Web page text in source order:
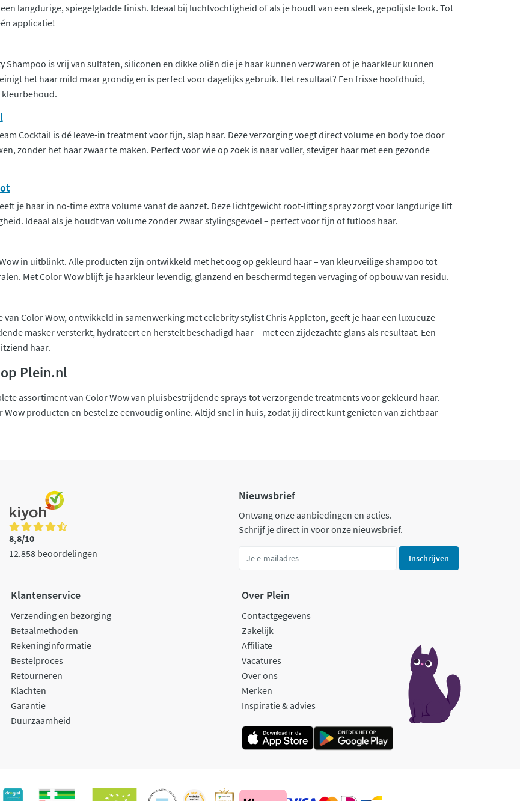
langdurige, spiegelgladde finish. Ideaal bij luchtvochtigheid of als je houdt van een sleek, gepolijste look. Tot
applicatie!
Shampoo is vrij van sulfaten, siliconen en dikke oliën die je haar kunnen verzwaren of je haarkleur kunnen
het haar mild maar grondig en is perfect voor dagelijks gebruik. Het resultaat? Een frisse hoofdhuid,
kleurbehoud.
Cocktail is dé leave-in treatment voor fijn, slap haar. Deze verzorging voegt direct volume en body toe door
zonder het haar zwaar te maken. Perfect voor wie op zoek is naar voller, steviger haar met een gezonde
je haar in no-time extra volume vanaf de aanzet. Deze lichtgewicht root-lifting spray zorgt voor langdurige lift
Ideaal als je houdt van volume zonder zwaar stylingsgevoel – perfect voor fijn of futloos haar.
in uitblinkt. Alle producten zijn ontwikkeld met het oog op gekleurd haar – van kleurveilige shampoo tot
Met Color Wow blijft je haarkleur levendig, glanzend en beschermd tegen vervaging of opbouw van residu.
van Color Wow, ontwikkeld in samenwerking met celebrity stylist Chris Appleton, geeft je haar een luxueuze
masker versterkt, hydrateert en herstelt beschadigd haar – met een zijdezachte glans als resultaat. Een
haar.
Plein.nl
assortiment van Color Wow van pluisbestrijdende sprays tot verzorgende treatments voor gekleurd haar.
producten en bestel ze eenvoudig online. Altijd snel in huis, zodat jij direct kunt genieten van zichtbaar
8,8/10
12.858 beoordelingen
Nieuwsbrief
Ontvang onze aanbiedingen en acties.
Schrijf je direct in voor onze nieuwsbrief.
Inschrijven
Klantenservice
Verzending en bezorging
Betaalmethoden
Rekeninginformatie
Bestelproces
Retourneren
Klachten
Garantie
Duurzaamheid
Over Plein
Contactgegevens
Zakelijk
Affiliate
Vacatures
Over ons
Merken
Inspiratie & advies